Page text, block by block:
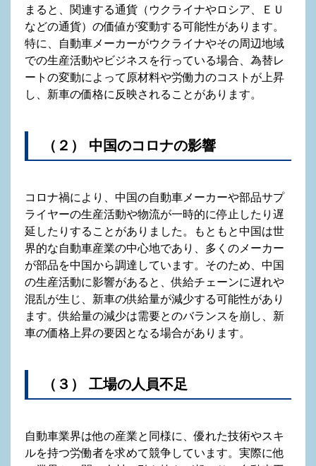
まると、関連する通貨（ウクライナやロシア、ＥＵ
などの通貨）の価値が変動する可能性があります。
特に、自動車メーカーがウクライナやその周辺地域
での生産活動やビジネスを行っている場合、為替レ
ートの変動によって原材料や労働力のコストが上昇
し、新車の価格に反映されることがあります。
（２） 中国のコロナの影響
コロナ禍により、中国の自動車メーカーや部品サプ
ライヤーの生産活動や物流が一時的に停止したり遅
延したりすることがありました。もともと中国は世
界的な自動車産業の中心地であり、多くのメーカー
が部品を中国から調達しています。そのため、中国
の生産活動に影響があると、供給チェーンに遅れや
混乱が生じ、新車の供給量が減少する可能性があり
ます。供給量の減少は需要とのバランスを崩し、新
車の価格上昇の要因となる場合があります。
（３） 工場の人員不足
自動車業界は他の産業と同様に、優れた技術やスキ
ルを持つ労働者を求めて競争しています。実際に他